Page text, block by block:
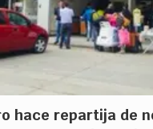
hace repartija de